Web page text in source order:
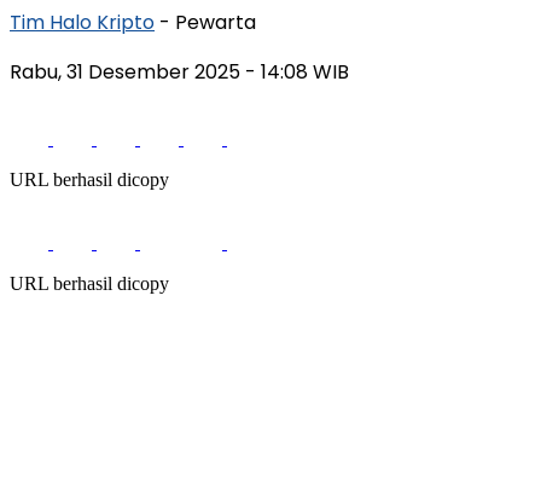
Tim Halo Kripto - Pewarta
Rabu, 31 Desember 2025 - 14:08 WIB
URL berhasil dicopy
URL berhasil dicopy